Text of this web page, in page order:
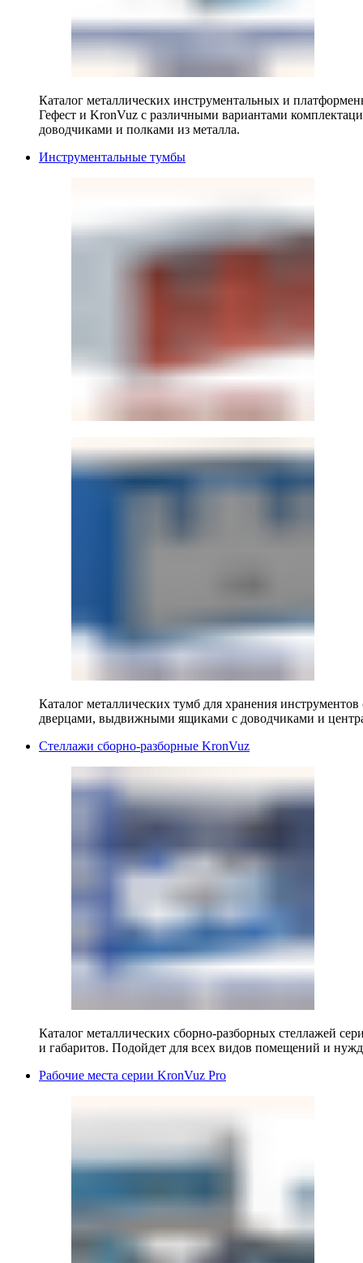
Каталог металлических инструментальных и
Гефест и KronVuz с различными вариантами
доводчиками и полками из металла.
Инструментальные тумбы
Каталог металлических тумб для хранения
дверцами, выдвижными ящиками с доводчиками и
Стеллажи сборно-разборные KronVuz
Каталог металлических сборно-разборных стеллажей
и габаритов. Подойдет для всех видов помещений и
Рабочие места серии KronVuz Pro